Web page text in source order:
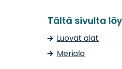
Tältä sivulta
Luovat alat
Meriala